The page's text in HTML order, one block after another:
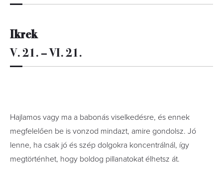
Ikrek
V. 21. – VI. 21.
Hajlamos vagy ma a babonás viselkedésre, és ennek
megfelelően be is vonzod mindazt, amire gondolsz. Jó
lenne, ha csak jó és szép dolgokra koncentrálnál, így
megtörténhet, hogy boldog pillanatokat élhetsz át.